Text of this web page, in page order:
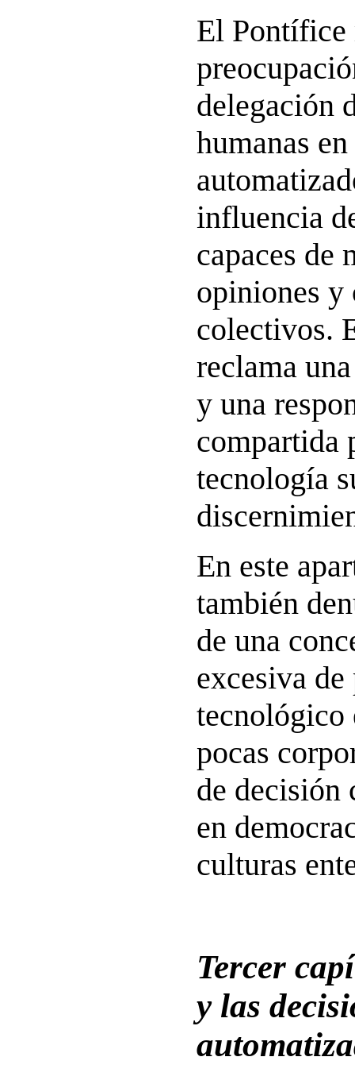
El Pontífice
delegación
humanas
influencia
capaces de
opiniones y
colectivos.
reclama
y una
compartida
tecnología
En este
también
de una
excesiva de
tecnológico
pocas
de decisión
en
culturas
Tercer
y las